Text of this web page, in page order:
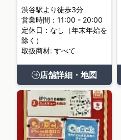
渋谷駅より徒歩3分
営業時間：11:00 - 20:00
定休日：なし（年末年始を
除く）
取扱商材: すべて
店舗詳細・地図